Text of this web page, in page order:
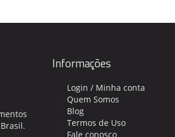
Informações
Login / Minha conta
Quem Somos
Blog
Termos de Uso
Fale conosco